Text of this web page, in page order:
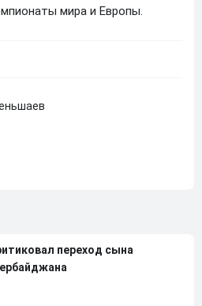
мира и Европы.
переход сына